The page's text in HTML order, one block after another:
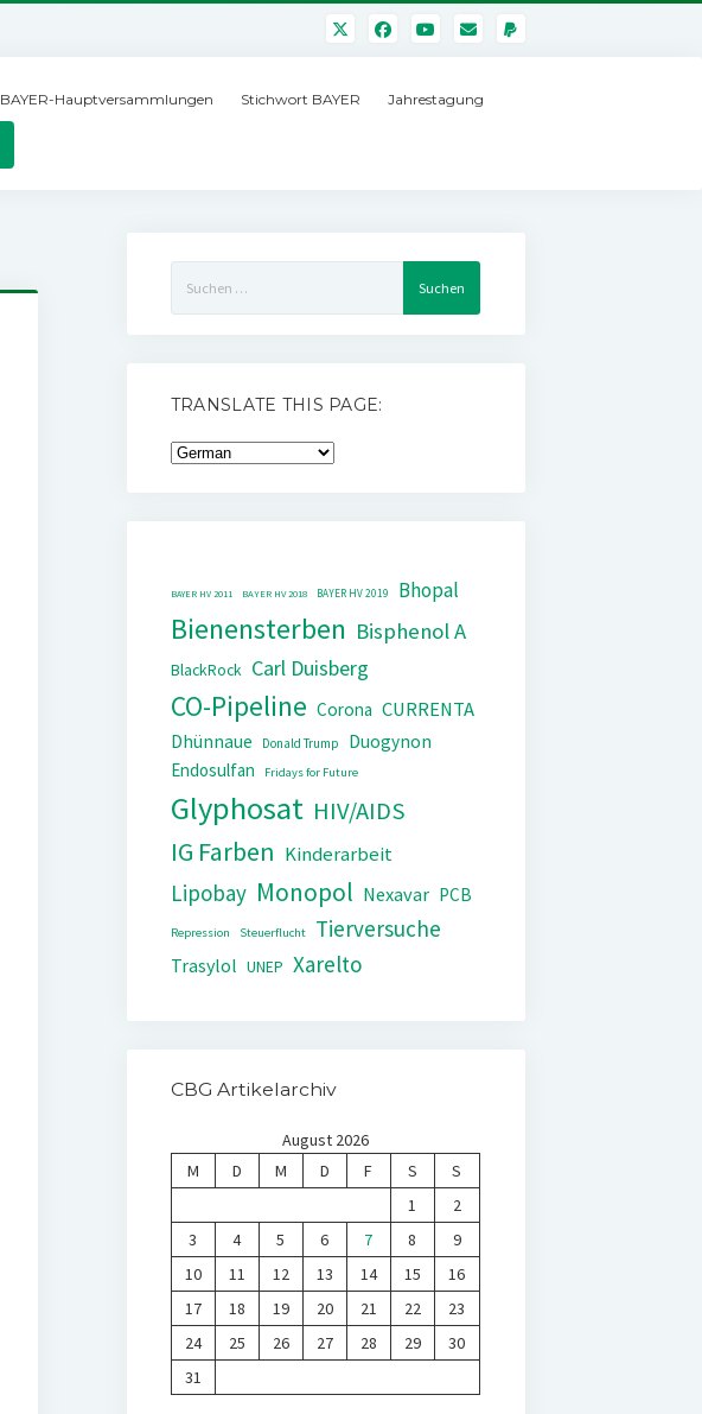
BAYER-Hauptversammlungen Stichwort BAYER Jahrestagung
nach:
TRANSLATE THIS PAGE:
BAYER HV 2011 BAYER HV 2018 BAYER HV 2019 Bhopal
Bienensterben Bisphenol A
BlackRock Carl Duisberg
CO-Pipeline Corona CURRENTA
Dhünnaue Donald Trump
Duogynon
Endosulfan
Fridays for Future
Glyphosat HIV/AIDS
IG Farben Kinderarbeit
Lipobay Monopol Nexavar PCB
Repression Steuerflucht Tierversuche
Trasylol UNEP Xarelto
CBG Artikelarchiv
August 2026
M
D M D F S
S
1
2
3
4 5 6 7 8
9
10
11 12 13 14 15
16
17
18 19 20 21 22
23
24
25 26 27 28 29
30
31